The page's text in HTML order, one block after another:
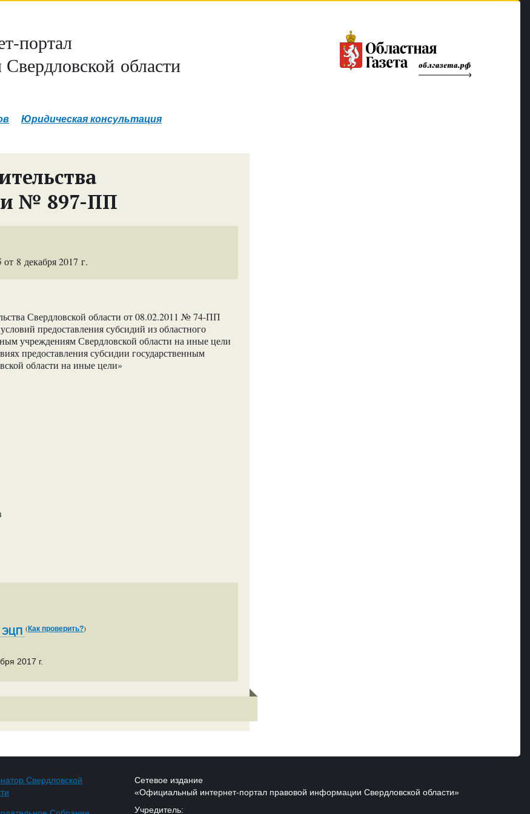
портал
области
Юридическая консультация
№ 897-ПП
8 декабря 2017 г.
Свердловской области от 08.02.2011 № 74-ПП
предоставления субсидий из областного
учреждениям Свердловской области на иные цели
предоставления субсидии государственным
области на иные цели»
ЭЦП (Как проверить?)
2017 г.
Свердловской
Сетевое издание
«Официальный интернет-портал правовой информации Свердловской области»
Учредитель: